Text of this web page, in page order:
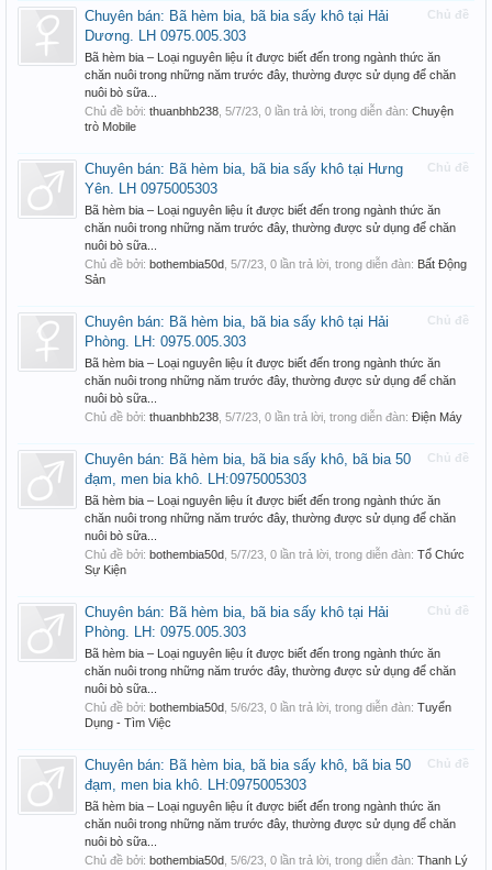
Chủ đề
Chuyên bán: Bã hèm bia, bã bia sấy khô tại Hải
Dương. LH 0975.005.303
Bã hèm bia – Loại nguyên liệu ít được biết đến trong ngành thức ăn
chăn nuôi trong những năm trước đây, thường được sử dụng để chăn
nuôi bò sữa...
Chủ đề bởi: thuanbhb238 5/7/23 , 0 lần trả lời, trong diễn đàn: Chuyện
trò Mobile
Chủ đề
Chuyên bán: Bã hèm bia, bã bia sấy khô tại Hưng
Yên. LH 0975005303
Bã hèm bia – Loại nguyên liệu ít được biết đến trong ngành thức ăn
chăn nuôi trong những năm trước đây, thường được sử dụng để chăn
nuôi bò sữa...
Chủ đề bởi: bothembia50d 5/7/23 , 0 lần trả lời, trong diễn đàn: Bất Động
Sản
Chủ đề
Chuyên bán: Bã hèm bia, bã bia sấy khô tại Hải
Phòng. LH: 0975.005.303
Bã hèm bia – Loại nguyên liệu ít được biết đến trong ngành thức ăn
chăn nuôi trong những năm trước đây, thường được sử dụng để chăn
nuôi bò sữa...
Chủ đề bởi: thuanbhb238 5/7/23 , 0 lần trả lời, trong diễn đàn: Điện Máy
Chủ đề
Chuyên bán: Bã hèm bia, bã bia sấy khô, bã bia 50
đạm, men bia khô. LH:0975005303
Bã hèm bia – Loại nguyên liệu ít được biết đến trong ngành thức ăn
chăn nuôi trong những năm trước đây, thường được sử dụng để chăn
nuôi bò sữa...
Chủ đề bởi: bothembia50d 5/7/23 , 0 lần trả lời, trong diễn đàn: Tổ Chức
Sự Kiện
Chủ đề
Chuyên bán: Bã hèm bia, bã bia sấy khô tại Hải
Phòng. LH: 0975.005.303
Bã hèm bia – Loại nguyên liệu ít được biết đến trong ngành thức ăn
chăn nuôi trong những năm trước đây, thường được sử dụng để chăn
nuôi bò sữa...
Chủ đề bởi: bothembia50d 5/6/23 , 0 lần trả lời, trong diễn đàn: Tuyển
Dụng - Tìm Việc
Chủ đề
Chuyên bán: Bã hèm bia, bã bia sấy khô, bã bia 50
đạm, men bia khô. LH:0975005303
Bã hèm bia – Loại nguyên liệu ít được biết đến trong ngành thức ăn
chăn nuôi trong những năm trước đây, thường được sử dụng để chăn
nuôi bò sữa...
Chủ đề bởi: bothembia50d 5/6/23 , 0 lần trả lời, trong diễn đàn: Thanh Lý